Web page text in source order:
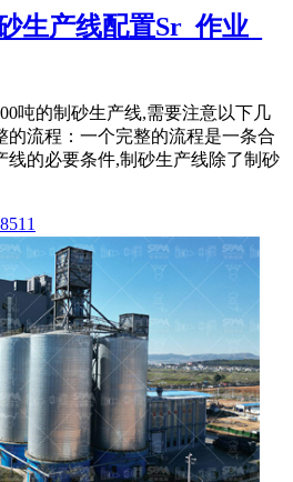
生产线配置Sr_作业_
吨的制砂生产线,需要注意以下几
的流程：一个完整的流程是一条合
线的必要条件,制砂生产线除了制砂